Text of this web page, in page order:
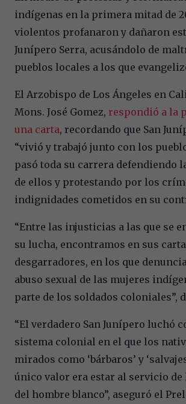
indígenas en la primera mitad de
violentos profanaron y dañaron
Junípero Serra, acusándolo de
pueblos locales a los que
El Arzobispo de Los Ángeles en
Mons. José Gomez, respondió a la
una carta, recordando que San
“vivió y trabajó junto con los
pasó toda su carrera defendiendo
de ellos y protestando por los
indignidades cometidos en su
“Entre las injusticias a las que se
su lucha, encontramos en sus
desgarradores, en los que
abuso sexual de las mujeres
parte de los soldados coloniales”,
“El verdadero San Junípero luchó
sistema colonial en el que los
mirados como ‘bárbaros’ y
único valor era estar al servicio de
del hombre blanco”, aseguró el